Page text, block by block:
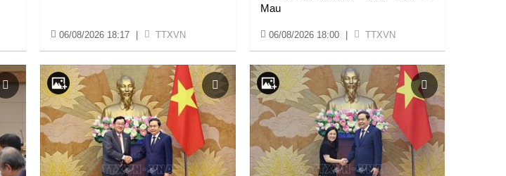
06/08/2026 18:17 TTXVN
Mau
06/08/2026 18:00 TTXVN